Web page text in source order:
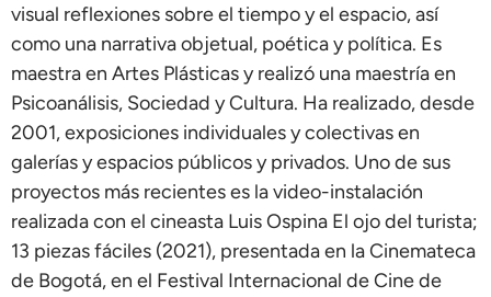
visual reflexiones sobre el tiempo y el espacio, así
como una narrativa objetual, poética y política. Es
maestra en Artes Plásticas y realizó una maestría en
Psicoanálisis, Sociedad y Cultura. Ha realizado, desde
2001, exposiciones individuales y colectivas en
galerías y espacios públicos y privados. Uno de sus
proyectos más recientes es la video-instalación
realizada con el cineasta Luis Ospina El ojo del turista;
13 piezas fáciles (2021), presentada en la Cinemateca
de Bogotá, en el Festival Internacional de Cine de